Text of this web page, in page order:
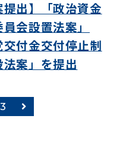
提出】「政治資金
会設置法案」
交付金交付停止制
法案」を提出
3 次のページ